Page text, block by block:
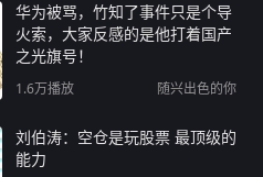
华为被骂，竹知了事件只是个导
火索，大家反感的是他打着国产
之光旗号！
1.6万播放 随兴出色的你
刘伯涛：空仓是玩股票 最顶级的
能力